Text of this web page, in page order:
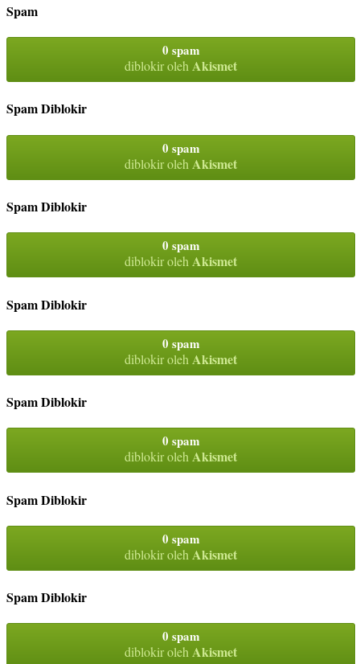
Spam
0 spam
diblokir olehAkismet
Spam Diblokir
0 spam
diblokir oleh Akismet
Spam Diblokir
0 spam
diblokir olehAkismet
Spam Diblokir
0 spam
diblokir oleh Akismet
Spam Diblokir
0 spam
diblokir olehAkismet
Spam Diblokir
0 spam
diblokir oleh Akismet
Spam Diblokir
0 spam
diblokir olehAkismet